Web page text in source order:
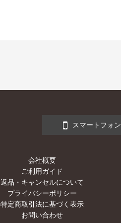
スマートフォン
会社概要
ご利用ガイド
返品・キャンセルについて
プライバシーポリシー
特定商取引法に基づく表示
お問い合わせ